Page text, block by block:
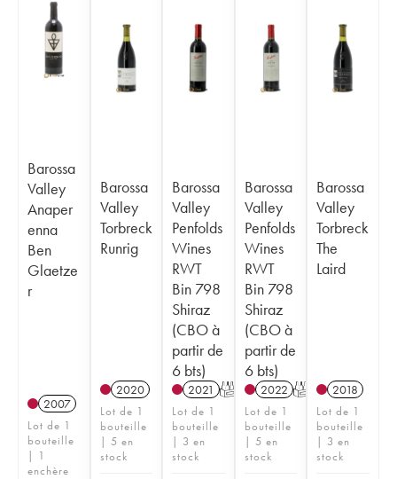
Barossa
Valley
Anaper
enna
Ben
Glaetze
r
2007
Lot de 1
bouteille
| 1
enchère
Barossa
Valley
Torbreck
Runrig
2020
Lot de 1
bouteille
| 5 en
stock
Barossa
Valley
Penfolds
Wines
RWT
Bin 798
Shiraz
(CBO à
partir de
6 bts)
2021 T
Lot de 1
bouteille
| 3 en
stock
Barossa
Valley
Penfolds
Wines
RWT
Bin 798
Shiraz
(CBO à
partir de
6 bts)
2022 T
Lot de 1
bouteille
| 5 en
stock
Barossa
Valley
Torbreck
The
Laird
2018
Lot de 1
bouteille
| 3 en
stock